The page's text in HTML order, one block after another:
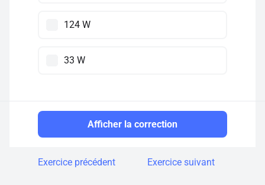
124 W
33 W
Afficher la correction
Exercice précédent Exercice suivant